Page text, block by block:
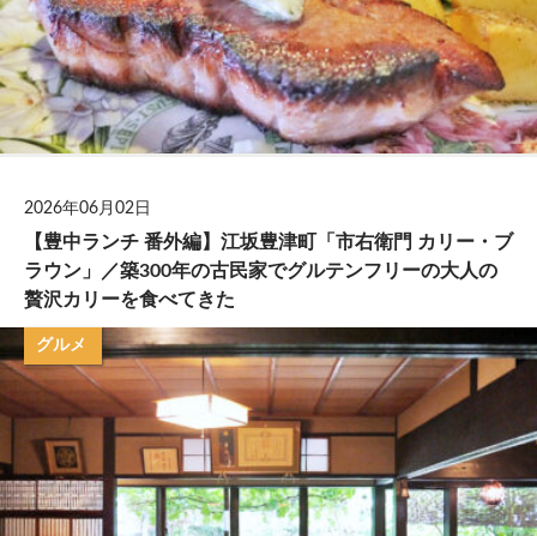
2026年06月02日
【豊中ランチ 番外編】江坂豊津町「市右衛門 カリー・ブ
ラウン」／築300年の古民家でグルテンフリーの大人の
贅沢カリーを食べてきた
グルメ